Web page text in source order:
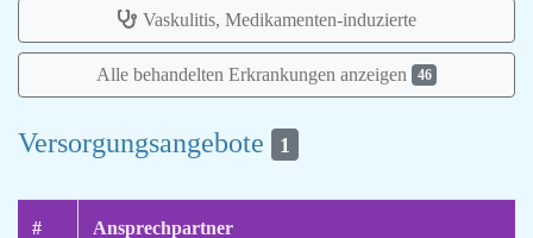
Vaskulitis, Medikamenten-induzierte
Alle behandelten Erkrankungen anzeigen 46
Versorgungsangebote 1
# Ansprechpartner